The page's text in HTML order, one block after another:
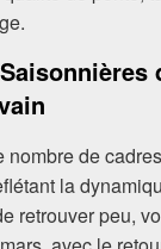
nombre de
la
retrouver peu,